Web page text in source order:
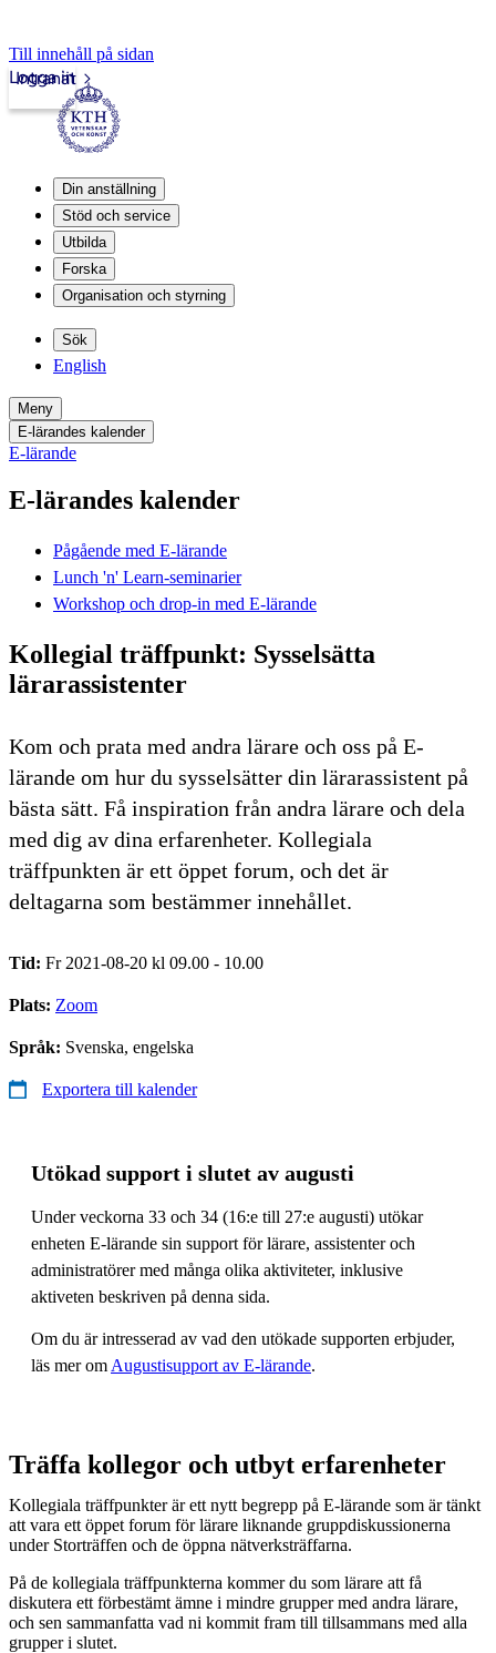
Till innehåll på sidan
Intranät
Logga in
Din anställning
Stöd och service
Utbilda
Forska
Organisation och styrning
Sök
English
Meny
E-lärandes kalender
E-lärande
E-lärandes kalender
Pågående med E-lärande
Lunch 'n' Learn-seminarier
Workshop och drop-in med E-lärande
Kollegial träffpunkt: Sysselsätta
lärarassistenter
Kom och prata med andra lärare och oss på E-
lärande om hur du sysselsätter din lärarassistent på
bästa sätt. Få inspiration från andra lärare och dela
med dig av dina erfarenheter. Kollegiala
träffpunkten är ett öppet forum, och det är
deltagarna som bestämmer innehållet.
Tid: Fr 2021-08-20 kl 09.00 - 10.00
Plats: Zoom
Språk: Svenska, engelska
Exportera till kalender
Utökad support i slutet av augusti
Under veckorna 33 och 34 (16:e till 27:e augusti) utökar
enheten E-lärande sin support för lärare, assistenter och
administratörer med många olika aktiviteter, inklusive
aktiveten beskriven på denna sida.
Om du är intresserad av vad den utökade supporten erbjuder,
läs mer om Augustisupport av E-lärande.
Träffa kollegor och utbyt erfarenheter
Kollegiala träffpunkter är ett nytt begrepp på E-lärande som är tänkt
att vara ett öppet forum för lärare liknande gruppdiskussionerna
under Storträffen och de öppna nätverksträffarna.
På de kollegiala träffpunkterna kommer du som lärare att få
diskutera ett förbestämt ämne i mindre grupper med andra lärare,
och sen sammanfatta vad ni kommit fram till tillsammans med alla
grupper i slutet.